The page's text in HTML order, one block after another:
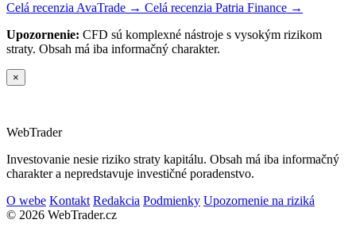
Celá recenzia AvaTrade → Celá recenzia Patria Finance →
Upozornenie: CFD sú komplexné nástroje s vysokým rizikom
straty. Obsah má iba informačný charakter.
×
WebTrader
Investovanie nesie riziko straty kapitálu. Obsah má iba informačný
charakter a nepredstavuje investičné poradenstvo.
O webe Kontakt Redakcia Podmienky Upozornenie na riziká
© 2026 WebTrader.cz